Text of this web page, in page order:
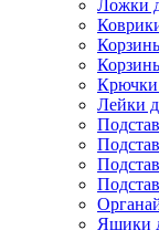
Ложки
Крючки
Лейки
Ящики